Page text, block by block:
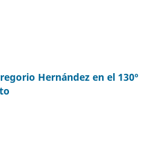
Hernández en el 130º